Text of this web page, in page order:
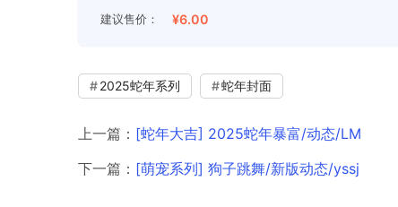
建议售价： ¥6.00
2025蛇年系列 蛇年封面
上一篇： [蛇年大吉] 2025蛇年暴富/动态/LM
下一篇： [萌宠系列] 狗子跳舞/新版动态/yssj